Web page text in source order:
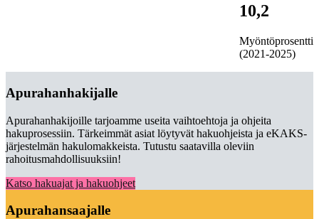
10,2
Myöntöprosentti
(2021-2025)
Apurahanhakijalle
Apurahanhakijoille tarjoamme useita vaihtoehtoja ja ohjeita
hakuprosessiin. Tärkeimmät asiat löytyvät hakuohjeista ja eKAKS-
järjestelmän hakulomakkeista. Tutustu saatavilla oleviin
rahoitusmahdollisuuksiin!
Katso hakuajat ja hakuohjeet
Apurahansaajalle